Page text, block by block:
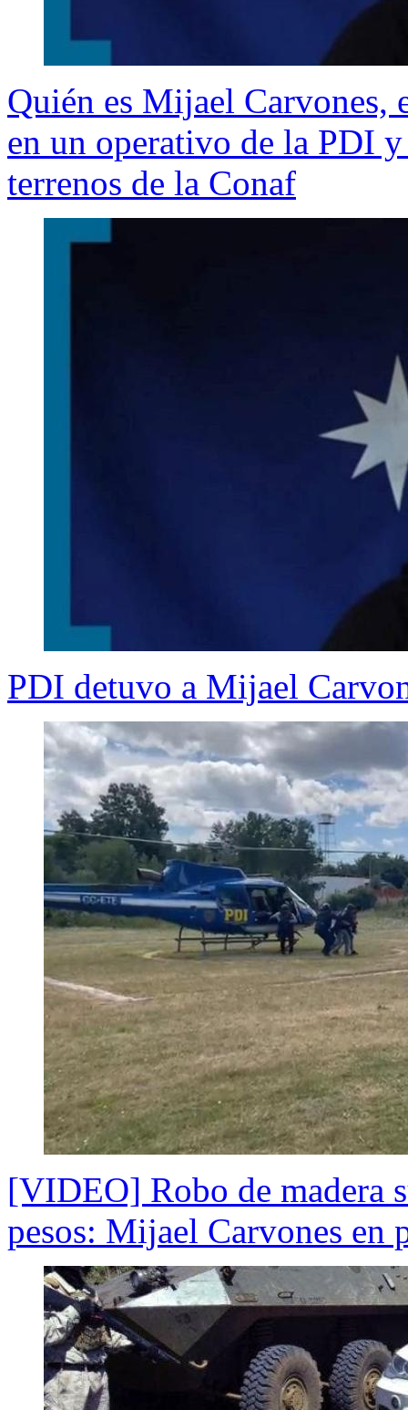
Quién es Mijael Carvones,
en un operativo de la PDI
terrenos de la Conaf
PDI detuvo a Mijael
[VIDEO] Robo de madera
pesos: Mijael Carvones en